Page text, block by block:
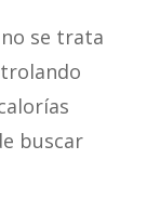
se trata
buscar